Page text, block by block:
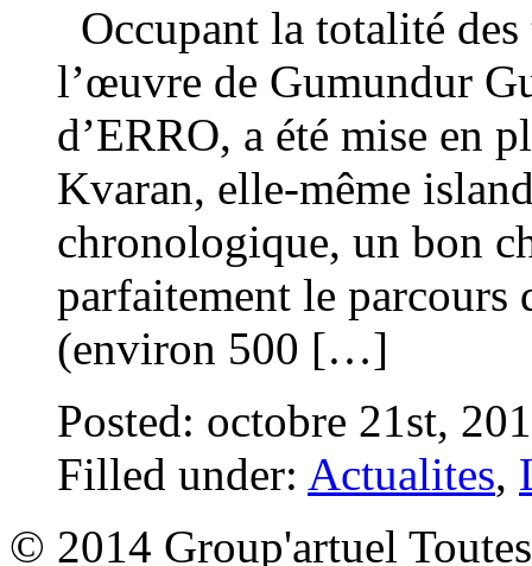
Occupant la totalité
l’œuvre de Gumundur
d’ERRO, a été mise en
Kvaran, elle-même
chronologique, un bon
parfaitement le parcours
(environ 500 […]
Posted: octobre 21st,
Filled under: Actualites,
© 2014 Group'artuel